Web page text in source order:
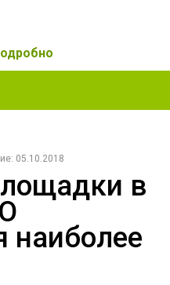
05.10.2018
в
наиболее